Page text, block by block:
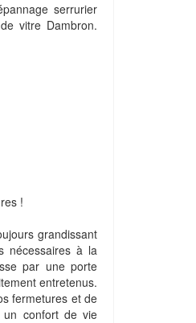
serrurier
vitre Dambron.
!
grandissant
nécessaires à la
par une porte
entretenus.
fermetures et de
confort de vie